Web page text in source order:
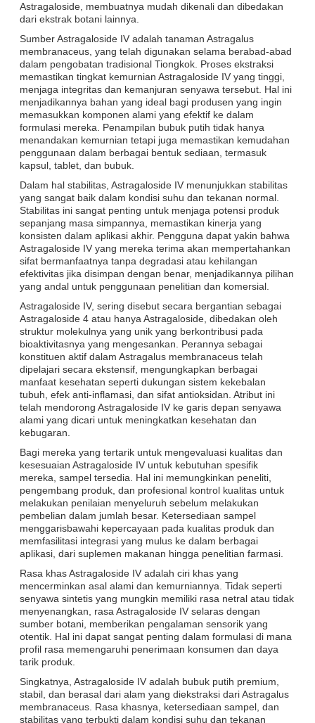
Astragaloside, membuatnya mudah dikenali dan dibedakan
dari ekstrak botani lainnya.
Sumber Astragaloside IV adalah tanaman Astragalus
membranaceus, yang telah digunakan selama berabad-abad
dalam pengobatan tradisional Tiongkok. Proses ekstraksi
memastikan tingkat kemurnian Astragaloside IV yang tinggi,
menjaga integritas dan kemanjuran senyawa tersebut. Hal ini
menjadikannya bahan yang ideal bagi produsen yang ingin
memasukkan komponen alami yang efektif ke dalam
formulasi mereka. Penampilan bubuk putih tidak hanya
menandakan kemurnian tetapi juga memastikan kemudahan
penggunaan dalam berbagai bentuk sediaan, termasuk
kapsul, tablet, dan bubuk.
Dalam hal stabilitas, Astragaloside IV menunjukkan stabilitas
yang sangat baik dalam kondisi suhu dan tekanan normal.
Stabilitas ini sangat penting untuk menjaga potensi produk
sepanjang masa simpannya, memastikan kinerja yang
konsisten dalam aplikasi akhir. Pengguna dapat yakin bahwa
Astragaloside IV yang mereka terima akan mempertahankan
sifat bermanfaatnya tanpa degradasi atau kehilangan
efektivitas jika disimpan dengan benar, menjadikannya pilihan
yang andal untuk penggunaan penelitian dan komersial.
Astragaloside IV, sering disebut secara bergantian sebagai
Astragaloside 4 atau hanya Astragaloside, dibedakan oleh
struktur molekulnya yang unik yang berkontribusi pada
bioaktivitasnya yang mengesankan. Perannya sebagai
konstituen aktif dalam Astragalus membranaceus telah
dipelajari secara ekstensif, mengungkapkan berbagai
manfaat kesehatan seperti dukungan sistem kekebalan
tubuh, efek anti-inflamasi, dan sifat antioksidan. Atribut ini
telah mendorong Astragaloside IV ke garis depan senyawa
alami yang dicari untuk meningkatkan kesehatan dan
kebugaran.
Bagi mereka yang tertarik untuk mengevaluasi kualitas dan
kesesuaian Astragaloside IV untuk kebutuhan spesifik
mereka, sampel tersedia. Hal ini memungkinkan peneliti,
pengembang produk, dan profesional kontrol kualitas untuk
melakukan penilaian menyeluruh sebelum melakukan
pembelian dalam jumlah besar. Ketersediaan sampel
menggarisbawahi kepercayaan pada kualitas produk dan
memfasilitasi integrasi yang mulus ke dalam berbagai
aplikasi, dari suplemen makanan hingga penelitian farmasi.
Rasa khas Astragaloside IV adalah ciri khas yang
mencerminkan asal alami dan kemurniannya. Tidak seperti
senyawa sintetis yang mungkin memiliki rasa netral atau tidak
menyenangkan, rasa Astragaloside IV selaras dengan
sumber botani, memberikan pengalaman sensorik yang
otentik. Hal ini dapat sangat penting dalam formulasi di mana
profil rasa memengaruhi penerimaan konsumen dan daya
tarik produk.
Singkatnya, Astragaloside IV adalah bubuk putih premium,
stabil, dan berasal dari alam yang diekstraksi dari Astragalus
membranaceus. Rasa khasnya, ketersediaan sampel, dan
stabilitas yang terbukti dalam kondisi suhu dan tekanan